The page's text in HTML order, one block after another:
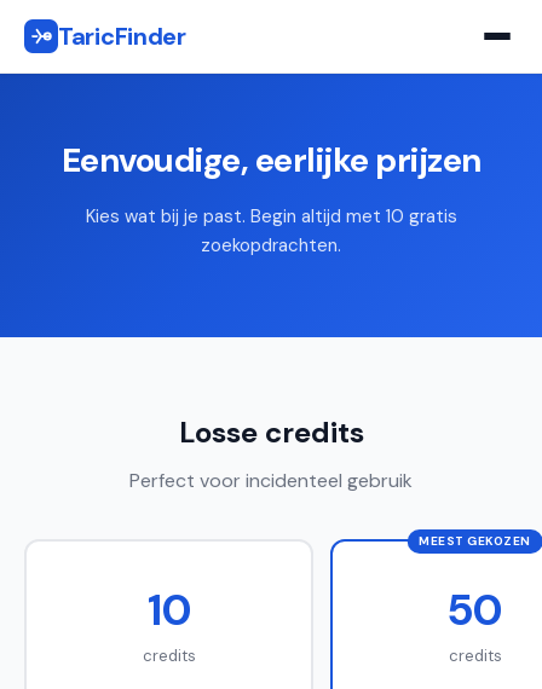
TaricFinder
Eenvoudige, eerlijke prijzen
Kies wat bij je past. Begin altijd met 10 gratis
zoekopdrachten.
Losse credits
Perfect voor incidenteel gebruik
10
credits
MEEST GEKOZEN
50
credits